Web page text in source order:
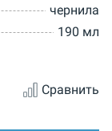
чернила
190 мл
Сравнить